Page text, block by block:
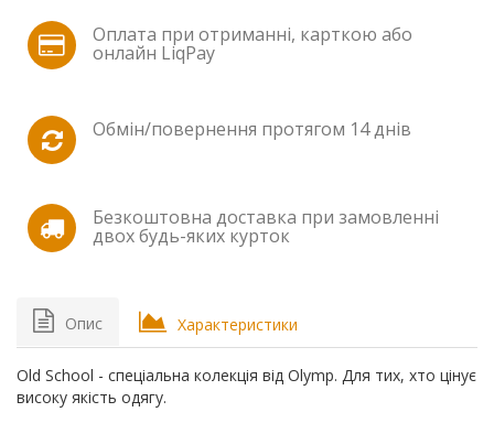
Оплата при отриманні, карткою або
онлайн LiqPay
Обмін/повернення протягом 14 днів
Безкоштовна доставка при замовленні
двох будь-яких курток
Опис Характеристики
Old School - спеціальна колекція від Olymp. Для тих, хто цінує
високу якість одягу.